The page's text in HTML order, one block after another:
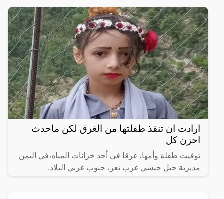
ارادت ان تنقذ طفلتها من الغرق لكن ماحدث
احزن كل
توفيت طفلة وأمها، غرقا في أحد خزانات المياه،في اليمن
مديرية جبل حبشي غرب تعز، جنوب غربي البلاد.